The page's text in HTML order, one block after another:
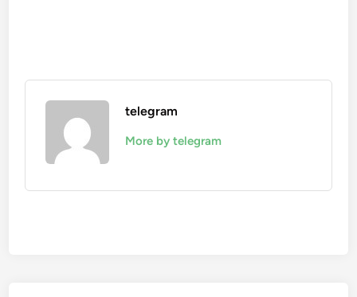
telegram
More by telegram